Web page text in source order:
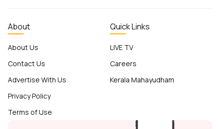
About
About Us
Contact Us
Advertise With Us
Privacy Policy
Terms of Use
Quick Links
LIVE TV
Careers
Kerala Mahayudham